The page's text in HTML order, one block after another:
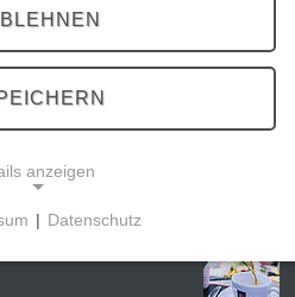
Rammelsberg
anzeigen
| Datenschutz